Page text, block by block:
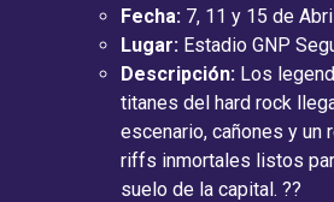
Fecha: 7, 11 y 15 de
Lugar: Estadio GNP
Descripción: Los
titanes del hard rock
escenario, cañones y un
riffs inmortales listos
suelo de la capital. ??